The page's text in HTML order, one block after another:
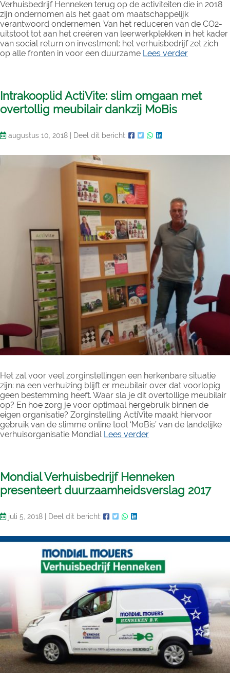
Verhuisbedrijf Henneken terug op de activiteiten die in 2018
zijn ondernomen als het gaat om maatschappelijk
verantwoord ondernemen. Van het reduceren van de CO2-
uitstoot tot aan het creëren van leerwerkplekken in het kader
van social return on investment: het verhuisbedrijf zet zich
op alle fronten in voor een duurzame Lees verder
Intrakooplid ActiVite: slim omgaan met
overtollig meubilair dankzij MoBis
augustus 10, 2018 Deel dit bericht:
Het zal voor veel zorginstellingen een herkenbare situatie
zijn: na een verhuizing blijft er meubilair over dat voorlopig
geen bestemming heeft. Waar sla je dit overtollige meubilair
op? En hoe zorg je voor optimaal hergebruik binnen de
eigen organisatie? Zorginstelling ActiVite maakt hiervoor
gebruik van de slimme online tool ‘MoBis’ van de landelijke
verhuisorganisatie Mondial Lees verder
Mondial Verhuisbedrijf Henneken
presenteert duurzaamheidsverslag 2017
juli 5, 2018 | Deel dit bericht: